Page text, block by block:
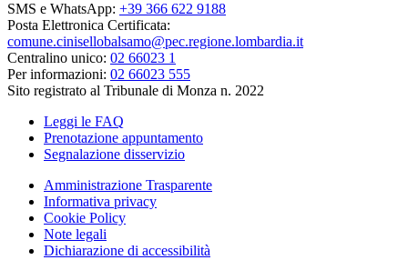
SMS e WhatsApp: +39 366 622 9188
Posta Elettronica Certificata:
comune.cinisellobalsamo@pec.regione.lombardia.it
Centralino unico: 02 66023 1
Per informazioni: 02 66023 555
Sito registrato al Tribunale di Monza n. 2022
Leggi le FAQ
Prenotazione appuntamento
Segnalazione disservizio
Amministrazione Trasparente
Informativa privacy
Cookie Policy
Note legali
Dichiarazione di accessibilità